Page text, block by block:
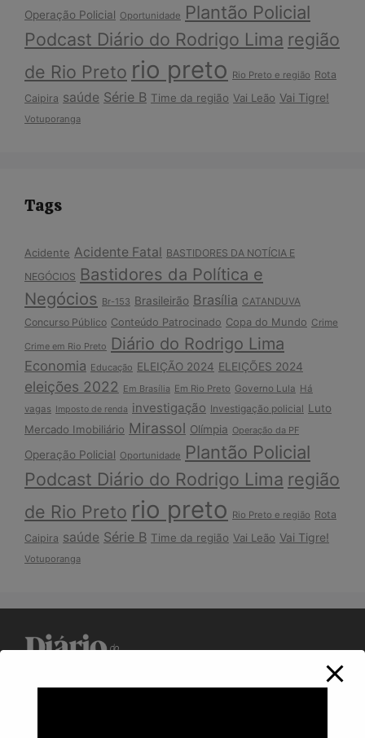
Operação Policial Oportunidade Plantão Policial
Podcast Diário do Rodrigo Lima região
de Rio Preto rio preto Rio Preto e região Rota
Caipira saúde Série B Time da região Vai Leão Vai Tigre!
Votuporanga
Tags
Acidente Acidente Fatal BASTIDORES DA NOTÍCIA E
NEGÓCIOS Bastidores da Política e
Negócios Br-153 Brasileirão Brasília CATANDUVA
Concurso Público Conteúdo Patrocinado Copa do Mundo Crime
Crime em Rio Preto Diário do Rodrigo Lima
Economia Educação ELEIÇÃO 2024 ELEIÇÕES 2024
eleições 2022 Em Brasília Em Rio Preto Governo Lula Há
vagas Imposto de renda investigação Investigação policial Luto
Mercado Imobiliário Mirassol Olímpia Operação da PF
Operação Policial Oportunidade Plantão Policial
Podcast Diário do Rodrigo Lima região
de Rio Preto rio preto Rio Preto e região Rota
Caipira saúde Série B Time da região Vai Leão Vai Tigre!
Votuporanga